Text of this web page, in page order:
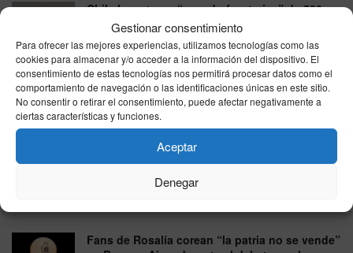
Gestionar consentimiento
Para ofrecer las mejores experiencias, utilizamos tecnologías como las
cookies para almacenar y/o acceder a la información del dispositivo. El
consentimiento de estas tecnologías nos permitirá procesar datos como el
comportamiento de navegación o las identificaciones únicas en este sitio.
No consentir o retirar el consentimiento, puede afectar negativamente a
ciertas características y funciones.
Aceptar
Denegar
Chile levanta un “escudo fronterizo” de 500
kilómetros mientras Ceuta vuelve a poner el
foco en el control de las fronteras
07/08/2026
Sufre una parada cardiaca mientras mantenía
relaciones con su esposa y su caso impulsa
una ley sobre donación de órganos en EEUU
menos seis muertos y 15 heridos
Fans de Rosalía corean “la patria no se vende”